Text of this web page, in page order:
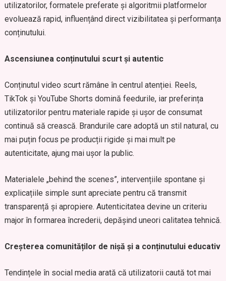
utilizatorilor, formatele preferate și algoritmii platformelor
evoluează rapid, influențând direct vizibilitatea și performanța
conținutului.
Ascensiunea conținutului scurt și autentic
Conținutul video scurt rămâne în centrul atenției. Reels,
TikTok și YouTube Shorts domină feedurile, iar preferința
utilizatorilor pentru materiale rapide și ușor de consumat
continuă să crească. Brandurile care adoptă un stil natural, cu
mai puțin focus pe producții rigide și mai mult pe
autenticitate, ajung mai ușor la public.
Materialele „behind the scenes”, intervențiile spontane și
explicațiile simple sunt apreciate pentru că transmit
transparență și apropiere. Autenticitatea devine un criteriu
major în formarea încrederii, depășind uneori calitatea tehnică.
Creșterea comunităților de nișă și a conținutului educativ
Tendințele în social media arată că utilizatorii caută tot mai